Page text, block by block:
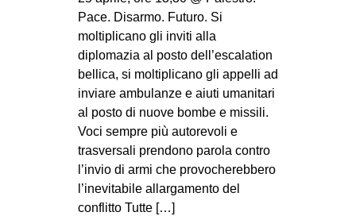
Pace. Disarmo. Futuro. Si
moltiplicano gli inviti alla
diplomazia al posto dell’escalation
bellica, si moltiplicano gli appelli ad
inviare ambulanze e aiuti umanitari
al posto di nuove bombe e missili.
Voci sempre più autorevoli e
trasversali prendono parola contro
l’invio di armi che provocherebbero
l’inevitabile allargamento del
conflitto Tutte […]